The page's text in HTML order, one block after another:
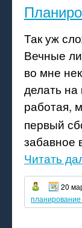
Так уж
Вечные
во мне
делать
работая,
первый
забавное
Читать
20